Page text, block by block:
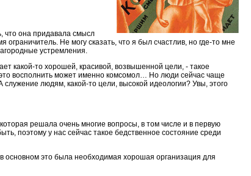
что она придавала смысл
Не могу сказать, что я был счастлив, но где-то мне
устремления.
какой-то хорошей, красивой, возвышенной цели, - такое
восполнить может именно комсомол… Но люди сейчас чаще
людям, какой-то цели, высокой идеологии? Увы, этого
решала очень многие вопросы, в том числе и в первую
поэтому у нас сейчас такое бедственное состояние среди
основном это была необходимая хорошая организация для